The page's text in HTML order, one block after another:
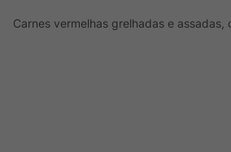
Carnes vermelhas grelhadas e assadas,